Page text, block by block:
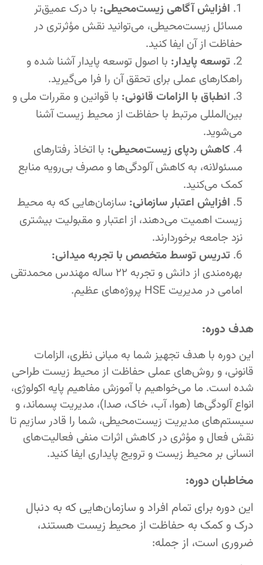
افزایش آگاهی زیست‌محیطی: با درک عمیق‌تر
مسائل زیست‌محیطی، می‌توانید نقش مؤثرتری در
حفاظت از آن ایفا کنید.
توسعه پایدار: با اصول توسعه پایدار آشنا شده و
راهکارهای عملی برای تحقق آن را فرا می‌گیرید.
انطباق با الزامات قانونی: با قوانین و مقررات ملی و
بین‌المللی مرتبط با حفاظت از محیط زیست آشنا
می‌شوید.
کاهش ردپای زیست‌محیطی: با اتخاذ رفتارهای
مسئولانه، به کاهش آلودگی‌ها و مصرف بی‌رویه منابع
کمک می‌کنید.
افزایش اعتبار سازمانی: سازمان‌هایی که به محیط
زیست اهمیت می‌دهند، از اعتبار و مقبولیت بیشتری
نزد جامعه برخوردارند.
تدریس توسط متخصص با تجربه میدانی:
بهره‌مندی از دانش و تجربه ۲۲ ساله مهندس محمدتقی
امامی در مدیریت HSE پروژه‌های عظیم.
هدف دوره:
این دوره با هدف تجهیز شما به مبانی نظری، الزامات
قانونی، و روش‌های عملی حفاظت از محیط زیست طراحی
شده است. ما می‌خواهیم با آموزش مفاهیم پایه اکولوژی،
انواع آلودگی‌ها (هوا، آب، خاک، صدا)، مدیریت پسماند، و
سیستم‌های مدیریت زیست‌محیطی، شما را قادر سازیم تا
نقش فعال و مؤثری در کاهش اثرات منفی فعالیت‌های
انسانی بر محیط زیست و ترویج پایداری ایفا کنید.
مخاطبان دوره:
این دوره برای تمام افراد و سازمان‌هایی که به دنبال
درک و کمک به حفاظت از محیط زیست هستند،
ضروری است، از جمله: